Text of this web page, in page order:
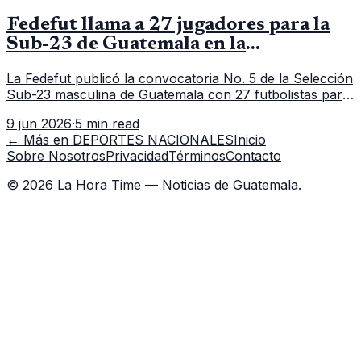
Fedefut llama a 27 jugadores para la
Sub-23 de Guatemala en la
La Fedefut publicó la convocatoria No. 5 de la Selección
Sub-23 masculina de Guatemala con 27 futbolistas para
9 jun 2026·5 min read
← Más en DEPORTES NACIONALESInicio
Sobre NosotrosPrivacidadTérminosContacto
© 2026 La Hora Time — Noticias de Guatemala.